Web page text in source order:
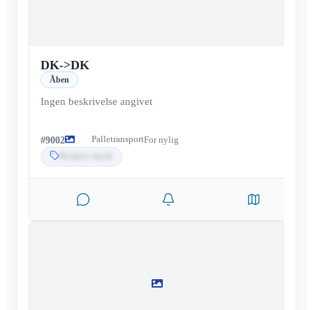
DK->DK
Åben
Ingen beskrivelse angivet
#9002 PalletransportFor nylig